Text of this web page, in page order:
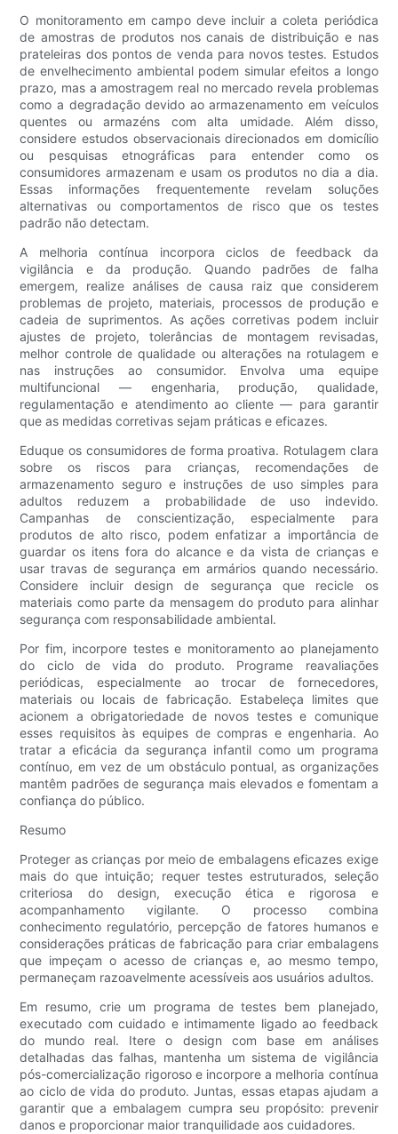
O monitoramento em campo deve incluir a coleta periódica
de amostras de produtos nos canais de distribuição e nas
prateleiras dos pontos de venda para novos testes. Estudos
de envelhecimento ambiental podem simular efeitos a longo
prazo, mas a amostragem real no mercado revela problemas
como a degradação devido ao armazenamento em veículos
quentes ou armazéns com alta umidade. Além disso,
considere estudos observacionais direcionados em domicílio
ou pesquisas etnográficas para entender como os
consumidores armazenam e usam os produtos no dia a dia.
Essas informações frequentemente revelam soluções
alternativas ou comportamentos de risco que os testes
padrão não detectam.
A melhoria contínua incorpora ciclos de feedback da
vigilância e da produção. Quando padrões de falha
emergem, realize análises de causa raiz que considerem
problemas de projeto, materiais, processos de produção e
cadeia de suprimentos. As ações corretivas podem incluir
ajustes de projeto, tolerâncias de montagem revisadas,
melhor controle de qualidade ou alterações na rotulagem e
nas instruções ao consumidor. Envolva uma equipe
multifuncional — engenharia, produção, qualidade,
regulamentação e atendimento ao cliente — para garantir
que as medidas corretivas sejam práticas e eficazes.
Eduque os consumidores de forma proativa. Rotulagem clara
sobre os riscos para crianças, recomendações de
armazenamento seguro e instruções de uso simples para
adultos reduzem a probabilidade de uso indevido.
Campanhas de conscientização, especialmente para
produtos de alto risco, podem enfatizar a importância de
guardar os itens fora do alcance e da vista de crianças e
usar travas de segurança em armários quando necessário.
Considere incluir design de segurança que recicle os
materiais como parte da mensagem do produto para alinhar
segurança com responsabilidade ambiental.
Por fim, incorpore testes e monitoramento ao planejamento
do ciclo de vida do produto. Programe reavaliações
periódicas, especialmente ao trocar de fornecedores,
materiais ou locais de fabricação. Estabeleça limites que
acionem a obrigatoriedade de novos testes e comunique
esses requisitos às equipes de compras e engenharia. Ao
tratar a eficácia da segurança infantil como um programa
contínuo, em vez de um obstáculo pontual, as organizações
mantêm padrões de segurança mais elevados e fomentam a
confiança do público.
Resumo
Proteger as crianças por meio de embalagens eficazes exige
mais do que intuição; requer testes estruturados, seleção
criteriosa do design, execução ética e rigorosa e
acompanhamento vigilante. O processo combina
conhecimento regulatório, percepção de fatores humanos e
considerações práticas de fabricação para criar embalagens
que impeçam o acesso de crianças e, ao mesmo tempo,
permaneçam razoavelmente acessíveis aos usuários adultos.
Em resumo, crie um programa de testes bem planejado,
executado com cuidado e intimamente ligado ao feedback
do mundo real. Itere o design com base em análises
detalhadas das falhas, mantenha um sistema de vigilância
pós-comercialização rigoroso e incorpore a melhoria contínua
ao ciclo de vida do produto. Juntas, essas etapas ajudam a
garantir que a embalagem cumpra seu propósito: prevenir
danos e proporcionar maior tranquilidade aos cuidadores.